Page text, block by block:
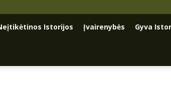
Istorijos Įvairenybės Gyva